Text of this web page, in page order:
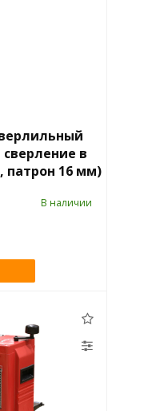
сверление в
патрон 16 мм)
В наличии